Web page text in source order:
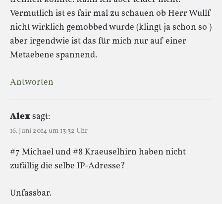
Vermutlich ist es fair mal zu schauen ob Herr Wullf
nicht wirklich gemobbed wurde (klingt ja schon so )
aber irgendwie ist das für mich nur auf einer
Metaebene spannend.
Antworten
Alexsagt:
16. Juni 2014 um 13:32 Uhr
#7 Michael und #8 Kraeuselhirn haben nicht
zufällig die selbe IP-Adresse?
Unfassbar.